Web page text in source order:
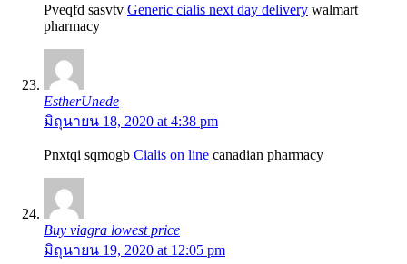
Pveqfd sasvtv Generic cialis next day delivery walmart
pharmacy
EstherUnede
มิถุนายน 18, 2020 at 4:38 pm
Pnxtqi sqmogb Cialis on line canadian pharmacy
Buy viagra lowest price
มิถุนายน 19, 2020 at 12:05 pm